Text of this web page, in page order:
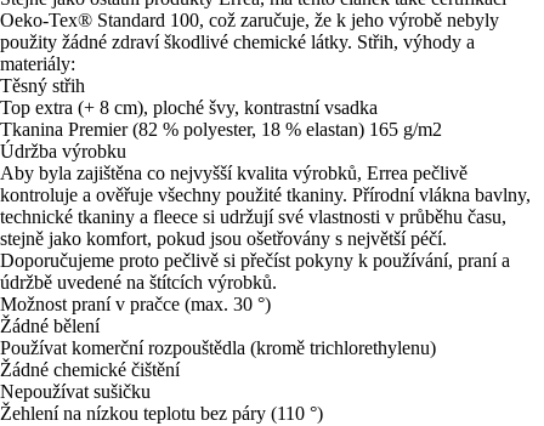
Oeko-Tex® Standard 100, což zaručuje, že k jeho výrobě nebyly
použity žádné zdraví škodlivé chemické látky. Střih, výhody a
materiály:
Těsný střih
Top extra (+ 8 cm), ploché švy, kontrastní vsadka
Tkanina Premier (82 % polyester, 18 % elastan) 165 g/m2
Údržba výrobku
Aby byla zajištěna co nejvyšší kvalita výrobků, Errea pečlivě
kontroluje a ověřuje všechny použité tkaniny. Přírodní vlákna bavlny,
technické tkaniny a fleece si udržují své vlastnosti v průběhu času,
stejně jako komfort, pokud jsou ošetřovány s největší péčí.
Doporučujeme proto pečlivě si přečíst pokyny k používání, praní a
údržbě uvedené na štítcích výrobků.
Možnost praní v pračce (max. 30 °)
Žádné bělení
Používat komerční rozpouštědla (kromě trichlorethylenu)
Žádné chemické čištění
Nepoužívat sušičku
Žehlení na nízkou teplotu bez páry (110 °)